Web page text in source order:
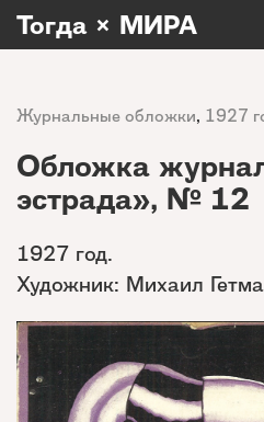
Тогда × МИРА
Журнальные обложки, 1927
Обложка
эстрада», № 12
1927 год.
Художник: Михаил